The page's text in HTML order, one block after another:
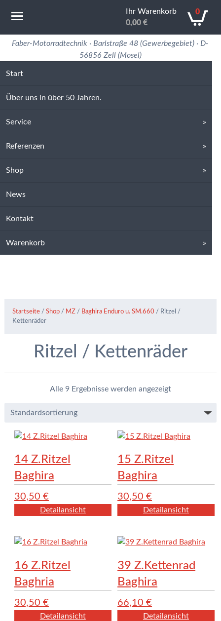
Motorradtechnik Erfahrung in 50 Jahren
Faber-Motorradtechnik · Barlstraße 48 (Gewerbegebiet) · D-
56856 Zell (Mosel)
Start
Über uns in über 50 Jahren.
Service
Referenzen
Shop
News
Kontakt
Warenkorb
Ihr Warenkorb
0,00 €
0
Startseite /Shop / MZ / Baghira Enduro u. SM.660 / Ritzel /
Kettenräder
Ritzel / Kettenräder
Alle 9 Ergebnisse werden angezeigt
14 Z.Ritzel
Baghira
30,50 €
Detailansicht
15 Z.Ritzel
Baghira
30,50€
Detailansicht
16 Z.Ritzel
Baghria
30,50 €
Detailansicht
39 Z.Kettenrad
Baghira
66,10€
Detailansicht